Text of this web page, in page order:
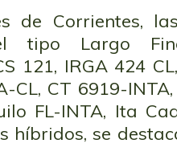
de Corrientes,
tipo Largo
121, IRGA 424
CL, CT 6919-
FL-INTA, Ita
híbridos, se